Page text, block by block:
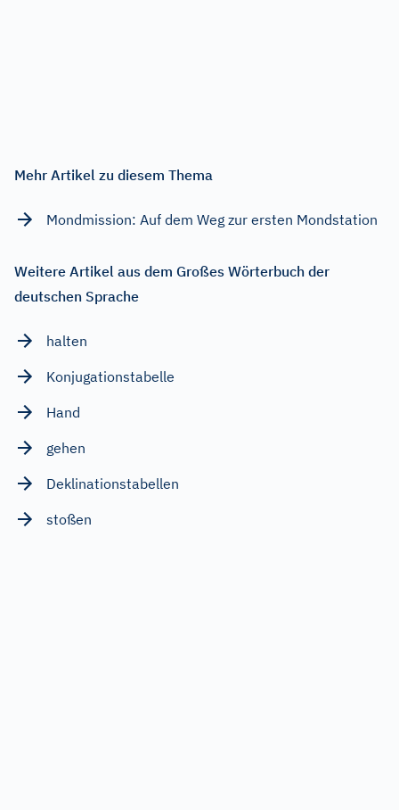
Mehr Artikel zu diesem Thema
Mondmission: Auf dem Weg zur ersten Mondstation
Weitere Artikel aus dem Großes Wörterbuch der
deutschen Sprache
halten
Konjugationstabelle
Hand
gehen
Deklinationstabellen
stoßen